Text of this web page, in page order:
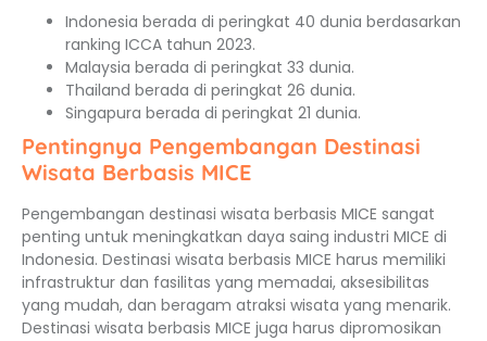
Indonesia berada di peringkat 40 dunia berdasarkan
ranking ICCA tahun 2023.
Malaysia berada di peringkat 33 dunia.
Thailand berada di peringkat 26 dunia.
Singapura berada di peringkat 21 dunia.
Pentingnya Pengembangan Destinasi
Wisata Berbasis MICE
Pengembangan destinasi wisata berbasis MICE sangat
penting untuk meningkatkan daya saing industri MICE di
Indonesia. Destinasi wisata berbasis MICE harus memiliki
infrastruktur dan fasilitas yang memadai, aksesibilitas
yang mudah, dan beragam atraksi wisata yang menarik.
Destinasi wisata berbasis MICE juga harus dipromosikan